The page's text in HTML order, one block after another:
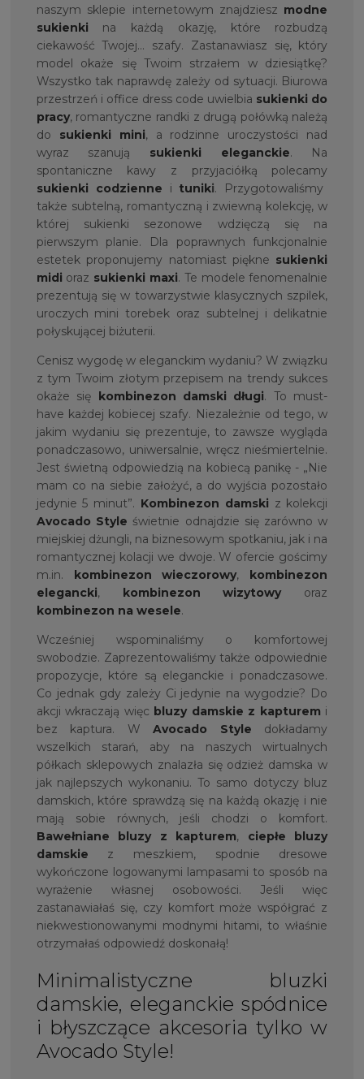
naszym sklepie internetowym znajdziesz modne
sukienki na każdą okazję, które rozbudzą
ciekawość Twojej… szafy. Zastanawiasz się, który
model okaże się Twoim strzałem w dziesiątkę?
Wszystko tak naprawdę zależy od sytuacji. Biurowa
przestrzeń i office dress code uwielbia sukienki do
pracy, romantyczne randki z drugą połówką należą
do sukienki mini, a rodzinne uroczystości nad
wyraz szanują sukienki eleganckie. Na
spontaniczne kawy z przyjaciółką polecamy
sukienki codzienne i tuniki. Przygotowaliśmy
także subtelną, romantyczną i zwiewną kolekcję, w
której sukienki sezonowe wdzięczą się na
pierwszym planie. Dla poprawnych funkcjonalnie
estetek proponujemy natomiast piękne sukienki
midi oraz sukienki maxi. Te modele fenomenalnie
prezentują się w towarzystwie klasycznych szpilek,
uroczych mini torebek oraz subtelnej i delikatnie
połyskującej biżuterii.
Cenisz wygodę w eleganckim wydaniu? W związku
z tym Twoim złotym przepisem na trendy sukces
okaże się kombinezon damski długi. To must-
have każdej kobiecej szafy. Niezależnie od tego, w
jakim wydaniu się prezentuje, to zawsze wygląda
ponadczasowo, uniwersalnie, wręcz nieśmiertelnie.
Jest świetną odpowiedzią na kobiecą panikę - „Nie
mam co na siebie założyć, a do wyjścia pozostało
jedynie 5 minut”. Kombinezon damski z kolekcji
Avocado Style świetnie odnajdzie się zarówno w
miejskiej dżungli, na biznesowym spotkaniu, jak i na
romantycznej kolacji we dwoje. W ofercie gościmy
m.in. kombinezon wieczorowy, kombinezon
elegancki, kombinezon wizytowyoraz
kombinezon na wesele.
Wcześniej wspominaliśmy o komfortowej
swobodzie. Zaprezentowaliśmy także odpowiednie
propozycje, które są eleganckie i ponadczasowe.
Co jednak gdy zależy Ci jedynie na wygodzie? Do
akcji wkraczają więc bluzy damskie z kapturem i
bez kaptura. WAvocado Style dokładamy
wszelkich starań, aby na naszych wirtualnych
półkach sklepowych znalazła się odzież damska w
jak najlepszych wykonaniu. To samo dotyczy bluz
damskich, które sprawdzą się na każdą okazję i nie
mają sobie równych, jeśli chodzi o komfort.
Bawełniane bluzy z kapturem, ciepłe bluzy
damskie z meszkiem, spodnie dresowe
wykończone logowanymi lampasami to sposób na
wyrażenie własnej osobowości. Jeśli więc
zastanawiałaś się, czy komfort może współgrać z
niekwestionowanymi modnymi hitami, to właśnie
otrzymałaś odpowiedź doskonałą!
Minimalistyczne bluzki
damskie, eleganckie spódnice
i błyszczące akcesoria tylko w
Avocado Style!